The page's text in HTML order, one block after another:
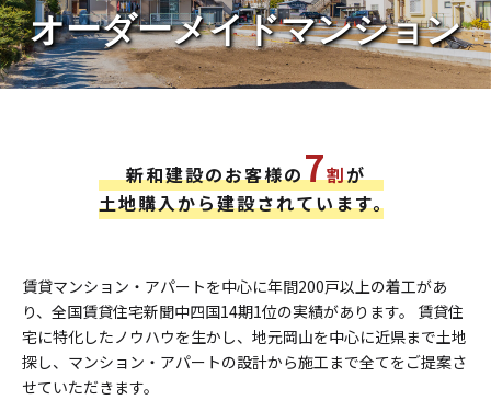
オーダーメイドマンション
新和建設のお客様の7割が
土地購入から建設されています。
賃貸マンション・アパートを中心に年間200戸以上の着工があ
り、全国賃貸住宅新聞中四国14期1位の実績があります。 賃貸住
宅に特化したノウハウを生かし、地元岡山を中心に近県まで土地
探し、マンション・アパートの設計から施工まで全てをご提案さ
せていただきます。